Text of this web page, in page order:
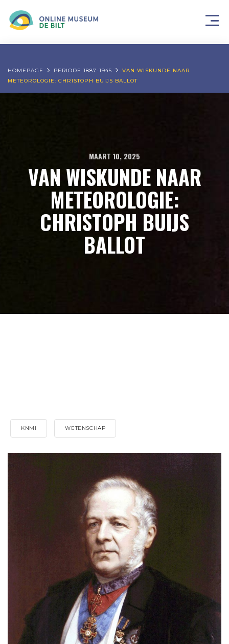
HOMEPAGE PERIODE 1887-1945
VAN WISKUNDE NAAR
METEOROLOGIE: CHRISTOPH BUIJS BALLOT
MAART 10, 2025
VAN WISKUNDE NAAR
METEOROLOGIE:
CHRISTOPH BUIJS
BALLOT
KNMI WETENSCHAP